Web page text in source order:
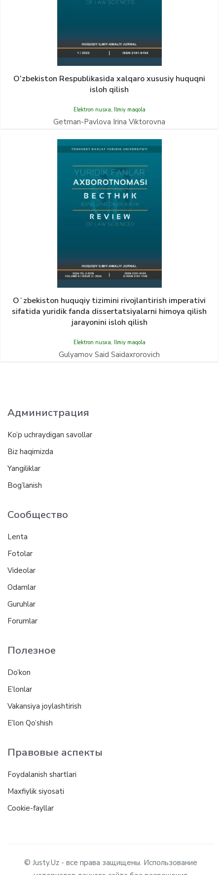
O‘zbekiston Respublikasida xalqaro xususiy huquqni
isloh qilish
Elektron nusxa, Ilmiy maqola
Getman-Pavlova Irina Viktorovna
Oʻzbekiston huquqiy tizimini rivojlantirish imperativi
sifatida yuridik fanda dissertatsiyalarni himoya qilish
jarayonini isloh qilish
Elektron nusxa, Ilmiy maqola
Gulyamov Said Saidaxrorovich
Администрация
Ko’p uchraydigan savollar
Biz haqimizda
Yangiliklar
Bog’lanish
Сообщество
Lenta
Fotolar
Videolar
Odamlar
Guruhlar
Forumlar
Полезное
Do’kon
E’lonlar
Vakansiya joylashtirish
E’lon Qo’shish
Правовые аспекты
Foydalanish shartlari
Maxfiylik siyosati
Cookie-fayllar
© Justy.Uz - все права защищены. Использование